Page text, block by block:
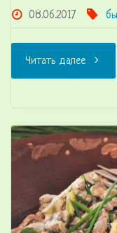
08.06.2017
Читать далее
с